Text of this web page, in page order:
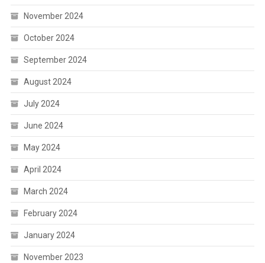
November 2024
October 2024
September 2024
August 2024
July 2024
June 2024
May 2024
April 2024
March 2024
February 2024
January 2024
November 2023